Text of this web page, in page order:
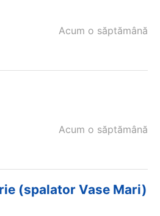
Acum o săptămână
Acum o săptămână
(spalator Vase Mari)